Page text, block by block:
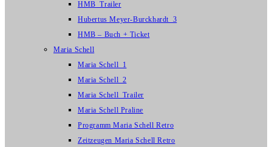
HMB_Trailer
Hubertus Meyer-Burckhardt_3
HMB – Buch + Ticket
Maria Schell
Maria Schell_1
Maria Schell_2
Maria Schell_Trailer
Maria Schell Praline
Programm Maria Schell Retro
Zeitzeugen Maria Schell Retro